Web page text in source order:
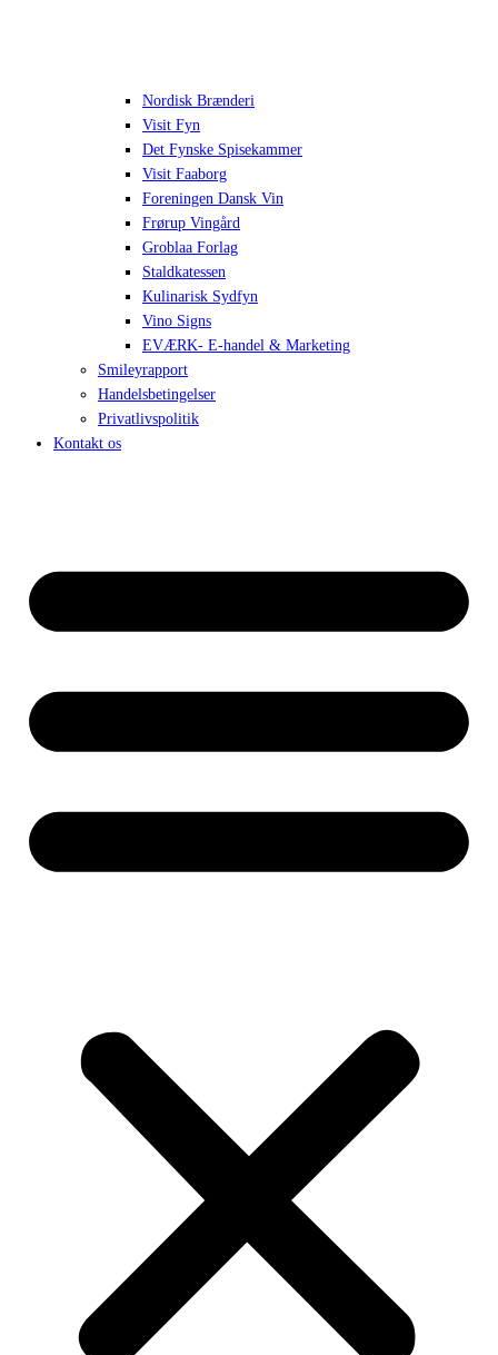
Nordisk Brænderi
Visit Fyn
Det Fynske Spisekammer
Visit Faaborg
Foreningen Dansk Vin
Frørup Vingård
Groblaa Forlag
Staldkatessen
Kulinarisk Sydfyn
Vino Signs
EVÆRK- E-handel & Marketing
Smileyrapport
Handelsbetingelser
Privatlivspolitik
Kontakt os